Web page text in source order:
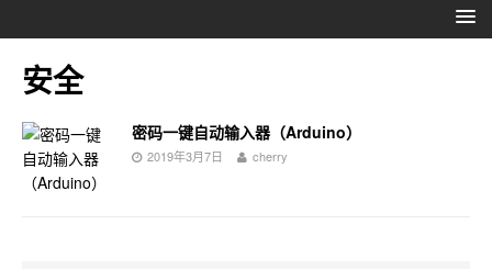
安全
密码一键自动输入器（Arduino）
2019年3月7日 cherry